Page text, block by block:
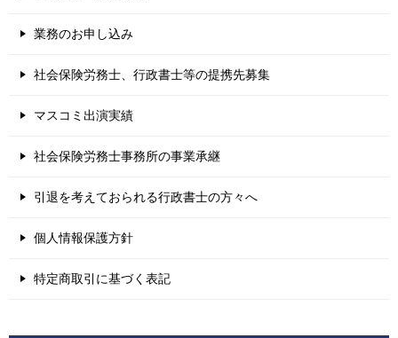
業務のお申し込み
社会保険労務士、行政書士等の提携先募集
マスコミ出演実績
社会保険労務士事務所の事業承継
引退を考えておられる行政書士の方々へ
個人情報保護方針
特定商取引に基づく表記